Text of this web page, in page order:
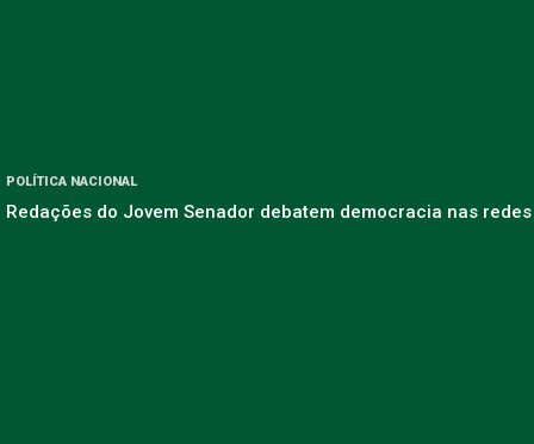
POLÍTICA NACIONAL
Redações do Jovem Senador debatem democracia nas redes